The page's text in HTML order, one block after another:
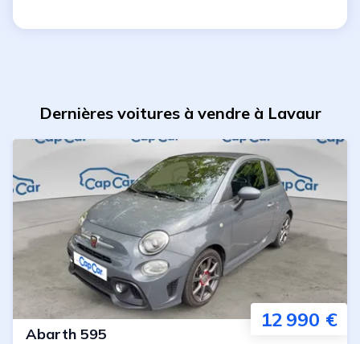
Dernières voitures à vendre à Lavaur
12 990 €
Abarth 595